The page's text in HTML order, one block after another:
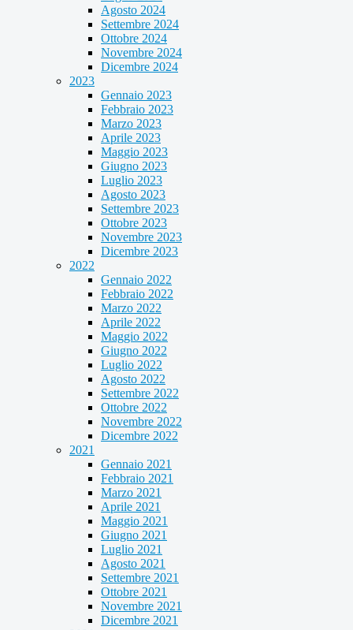
Agosto 2024
Settembre 2024
Ottobre 2024
Novembre 2024
Dicembre 2024
2023
Gennaio 2023
Febbraio 2023
Marzo 2023
Aprile 2023
Maggio 2023
Giugno 2023
Luglio 2023
Agosto 2023
Settembre 2023
Ottobre 2023
Novembre 2023
Dicembre 2023
2022
Gennaio 2022
Febbraio 2022
Marzo 2022
Aprile 2022
Maggio 2022
Giugno 2022
Luglio 2022
Agosto 2022
Settembre 2022
Ottobre 2022
Novembre 2022
Dicembre 2022
2021
Gennaio 2021
Febbraio 2021
Marzo 2021
Aprile 2021
Maggio 2021
Giugno 2021
Luglio 2021
Agosto 2021
Settembre 2021
Ottobre 2021
Novembre 2021
Dicembre 2021